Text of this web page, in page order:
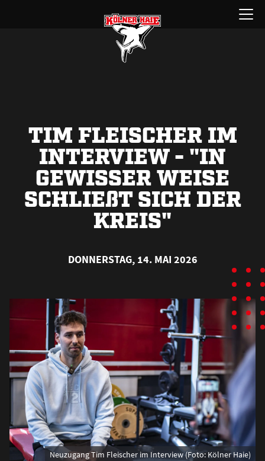
Menü
öffnen
TIM FLEISCHER IM
INTERVIEW - "IN
GEWISSER WEISE
SCHLIEßT SICH DER
KREIS"
DONNERSTAG, 14. MAI 2026
Neuzugang Tim Fleischer im Interview (Foto: Kölner Haie)